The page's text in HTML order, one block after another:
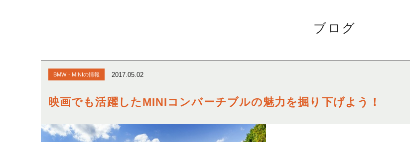
ブログ
BMW・MINIの情報 2017.05.02
映画でも活躍したMINIコンバーチブルの魅力を掘り下げよう！